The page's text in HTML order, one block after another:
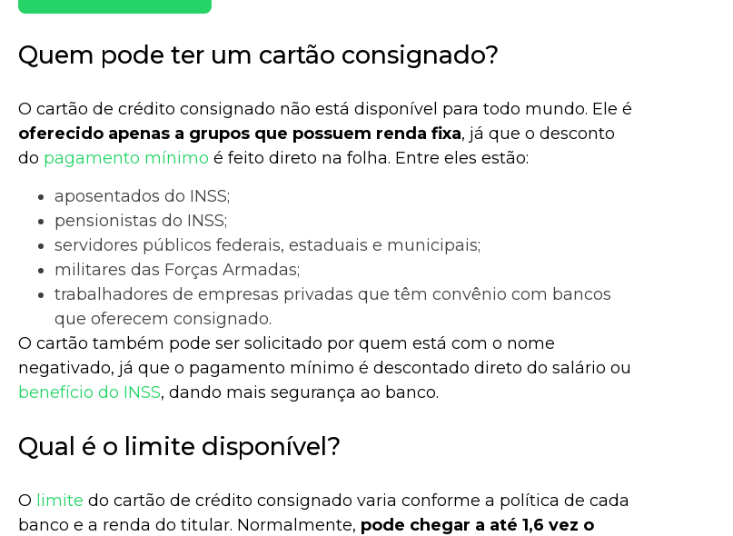
Quem pode ter um cartão consignado?
O cartão de crédito consignado não está disponível para todo mundo. Ele é
oferecido apenas a grupos que possuem renda fixa, já que o desconto
do pagamento mínimo é feito direto na folha. Entre eles estão:
aposentados do INSS;
pensionistas do INSS;
servidores públicos federais, estaduais e municipais;
militares das Forças Armadas;
trabalhadores de empresas privadas que têm convênio com bancos
que oferecem consignado.
O cartão também pode ser solicitado por quem está com o nome
negativado, já que o pagamento mínimo é descontado direto do salário ou
benefício do INSS, dando mais segurança ao banco.
Qual é o limite disponível?
O limite do cartão de crédito consignado varia conforme a política de cada
banco e a renda do titular. Normalmente, pode chegar a até 1,6 vez o